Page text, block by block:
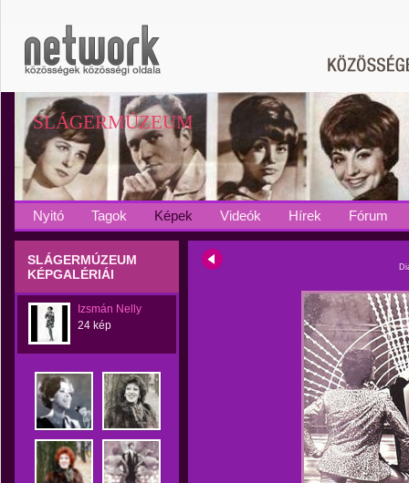
SLÁGERMÚZEUM
Nyitó Tagok Képek Videók Hírek Fórum
SLÁGERMÚZEUM
KÉPGALÉRIÁI
Izsmán Nelly
24 kép